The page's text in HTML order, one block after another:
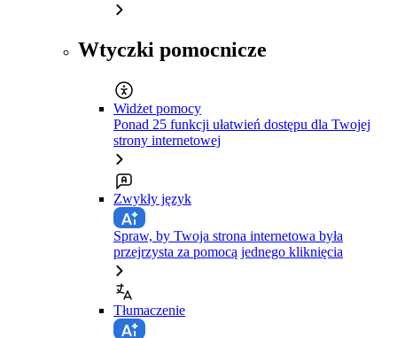
Wtyczki pomocnicze
Widżet pomocy
Ponad 25 funkcji ułatwień dostępu dla Twojej
strony internetowej
Zwykły język
Spraw, by Twoja strona internetowa była
przejrzysta za pomocą jednego kliknięcia
Tłumaczenie